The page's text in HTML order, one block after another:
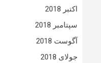
اکتبر 2018
سپتامبر 2018
آگوست 2018
جولای 2018